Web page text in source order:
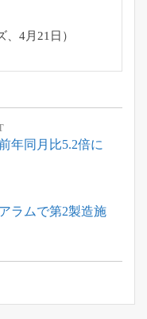
、4月21日）
年同月比5.2倍に
ラムで第2製造施